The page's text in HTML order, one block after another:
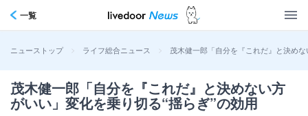
一覧
ニューストップ > ライフ総合ニュース > 茂木健一郎「自分を『これだ』と決め
茂木健一郎「自分を『これだ』と決めない方
がいい」変化を乗り切る“揺らぎ”の効用